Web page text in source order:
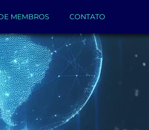
MEMBROS CONTATO